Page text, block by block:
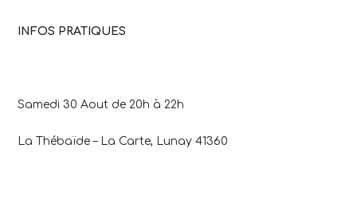
INFOS PRATIQUES
Samedi 30 Aout de 20h à 22h
La Thébaïde – La Carte, Lunay 41360